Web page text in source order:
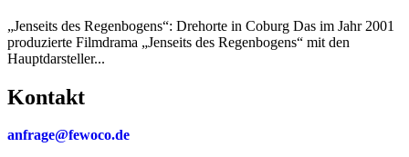
„Jenseits des Regenbogens“: Drehorte in Coburg Das im Jahr 2001
produzierte Filmdrama „Jenseits des Regenbogens“ mit den
Hauptdarsteller...
Kontakt
anfrage@fewoco.de